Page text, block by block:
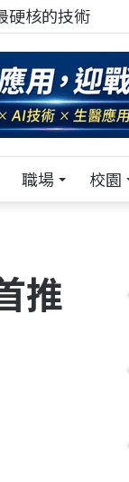
硬核的技術
職場 校園
推